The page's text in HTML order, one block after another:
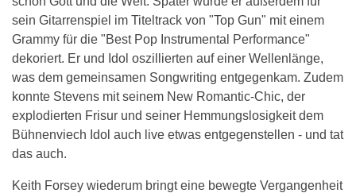
sein Gitarrenspiel im Titeltrack von "Top Gun" mit einem
Grammy für die "Best Pop Instrumental Performance"
dekoriert. Er und Idol oszillierten auf einer Wellenlänge,
was dem gemeinsamen Songwriting entgegenkam. Zudem
konnte Stevens mit seinem New Romantic-Chic, der
explodierten Frisur und seiner Hemmungslosigkeit dem
Bühnenviech Idol auch live etwas entgegenstellen - und tat
das auch.
Keith Forsey wiederum bringt eine bewegte Vergangenheit